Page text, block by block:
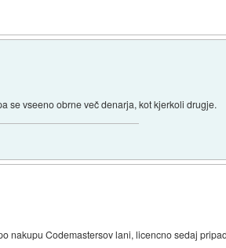
se vseeno obrne več denarja, kot kjerkoli drugje.
nakupu Codemastersov lani, licencno sedaj